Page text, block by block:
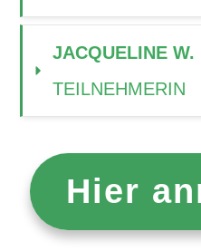
JACQUELINE W.
TEILNEHMERIN
Hier